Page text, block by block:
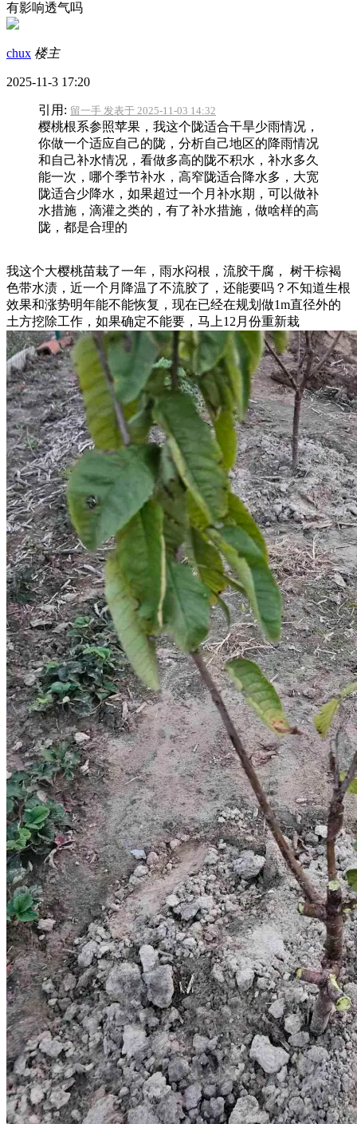
有影响透气吗
chux 楼主
2025-11-3 17:20
引用: 留一手 发表于 2025-11-03 14:32
樱桃根系参照苹果，我这个陇适合干旱少雨情况，
你做一个适应自己的陇，分析自己地区的降雨情况
和自己补水情况，看做多高的陇不积水，补水多久
能一次，哪个季节补水，高窄陇适合降水多，大宽
陇适合少降水，如果超过一个月补水期，可以做补
水措施，滴灌之类的，有了补水措施，做啥样的高
陇，都是合理的
我这个大樱桃苗栽了一年，雨水闷根，流胶干腐， 树干棕褐
色带水渍，近一个月降温了不流胶了，还能要吗？不知道生根
效果和涨势明年能不能恢复，现在已经在规划做1m直径外的
土方挖除工作，如果确定不能要，马上12月份重新栽